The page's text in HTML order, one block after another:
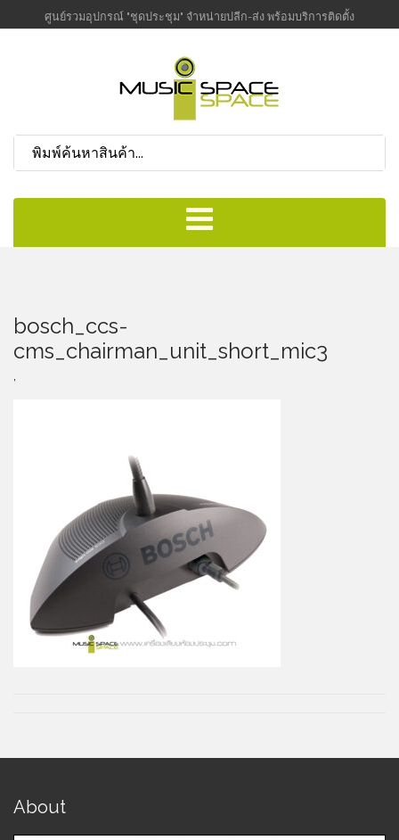
ศูนย์รวมอุปกรณ์ "ชุดประชุม" จำหน่ายปลีก-ส่ง พร้อมบริการติดตั้ง
bosch_ccs-
cms_chairman_unit_short_mic3
About